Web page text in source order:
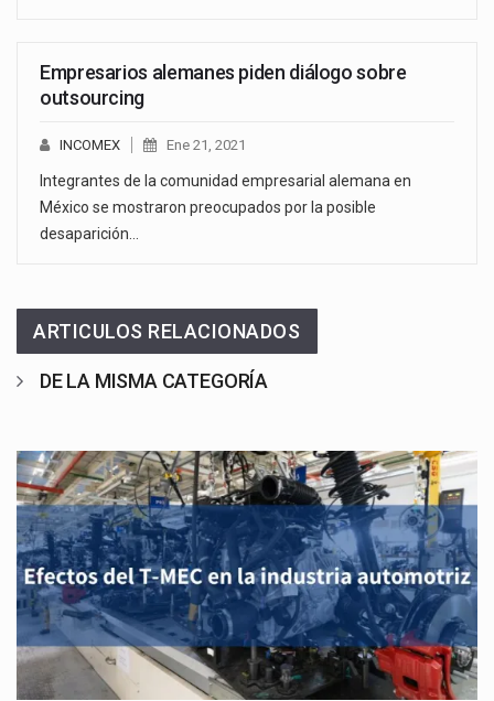
Empresarios alemanes piden diálogo sobre
outsourcing
INCOMEX Ene 21, 2021
Integrantes de la comunidad empresarial alemana en
México se mostraron preocupados por la posible
desaparición…
ARTICULOS RELACIONADOS
DE LA MISMA CATEGORÍA